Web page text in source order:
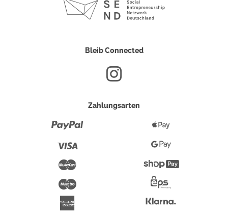
Bleib Connected
Zahlungsarten
Maestro
Pay
Google
Pay
Überweisung